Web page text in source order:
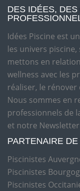
DES IDÉES,
Idées Piscine est
les univers
mettons en
wellness avec les
réaliser, le rénover
Nous sommes en
professionnels de
et notre
PARTENAIRE
Piscinistes
Piscinistes
Piscinistes